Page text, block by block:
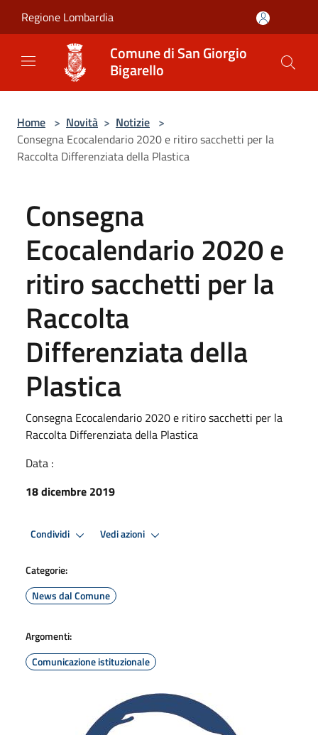
Regione Lombardia
Comune di San Giorgio
Bigarello
Home > Novità > Notizie >
Consegna Ecocalendario 2020 e ritiro sacchetti per la
Raccolta Differenziata della Plastica
Consegna
Ecocalendario 2020 e
ritiro sacchetti per la
Raccolta
Differenziata della
Plastica
Consegna Ecocalendario 2020 e ritiro sacchetti per la
Raccolta Differenziata della Plastica
Data :
18 dicembre 2019
Condividi Vedi azioni
Categorie:
News dal Comune
Argomenti:
Comunicazione istituzionale